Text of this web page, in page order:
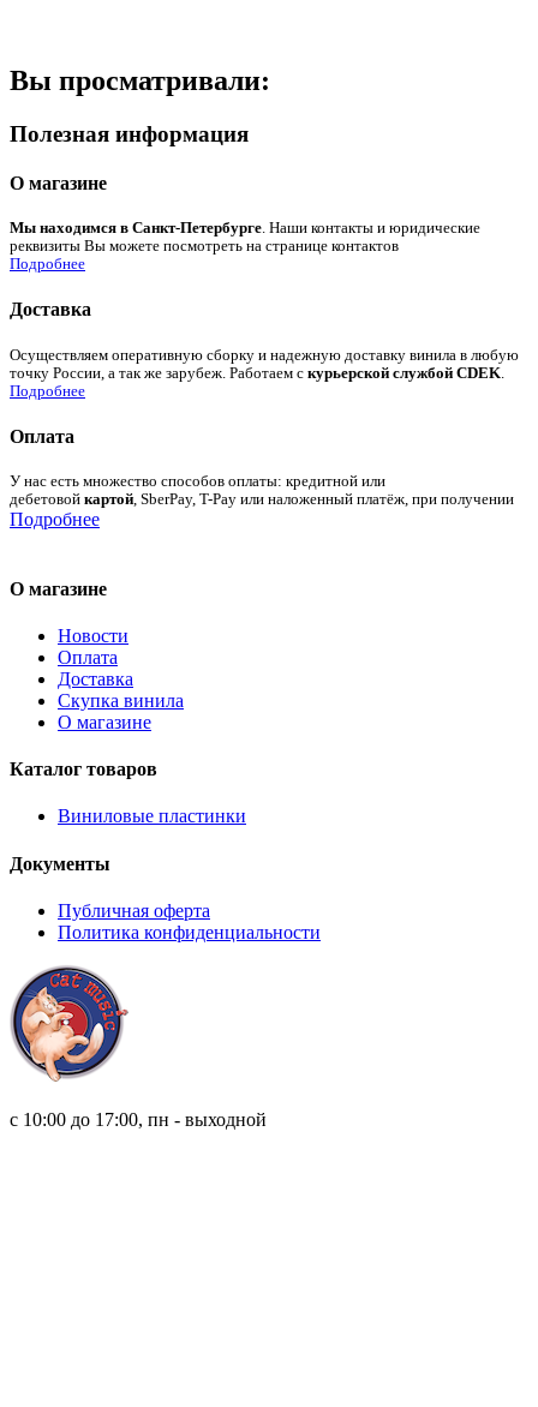
Вы просматривали:
Полезная информация
О магазине
Мы находимся в Санкт-Петербурге. Наши контакты и юридические
реквизиты Вы можете посмотреть на странице контактов
Подробнее
Доставка
Осуществляем оперативную сборку и надежную доставку винила в любую
точку России, а так же зарубеж. Работаем с курьерской службой CDEK
Подробнее
Оплата
У нас есть множество способов оплаты: кредитной или
дебетовой картой, SberPay, T-Pay или наложенный платёж, при получении
Подробнее
О магазине
Новости
Оплата
Доставка
Скупка винила
О магазине
Каталог товаров
Виниловые пластинки
Документы
Публичная оферта
Политика конфиденциальности
с 10:00 до 17:00, пн - выходной